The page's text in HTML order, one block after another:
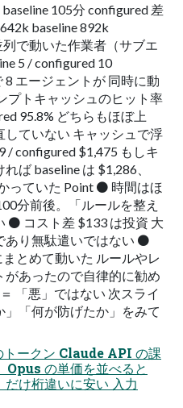
105分 configured 差
baseline 892k
で動いた作業者（サブエ
5 / configured 10
8 エージェントが 同時に動
プトキャッシュのヒット率
95.8% どちらもほぼ上
ていない キャッシュで浮
/ configured $1,475 もしキ
ば baseline は $1,286、
っていた Point ⚫ 時間はほ
分前後。「ルールを整え
⚫ コスト差 $133 は投資 大
り無駄遣いではない ⚫
とめて動いた ルールやレ
があったので自律的に勧め
「悪」ではない 次スライ
」「何が防げたか」をみて
トークン Claude API の課
Opus の単価を並べると
だけ桁違いに安い 入力